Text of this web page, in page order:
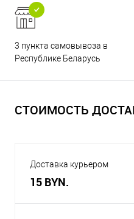
3 пункта самовывоза в
Республике Беларусь
СТОИМОСТЬ
Доставка курьером
15 BYN.